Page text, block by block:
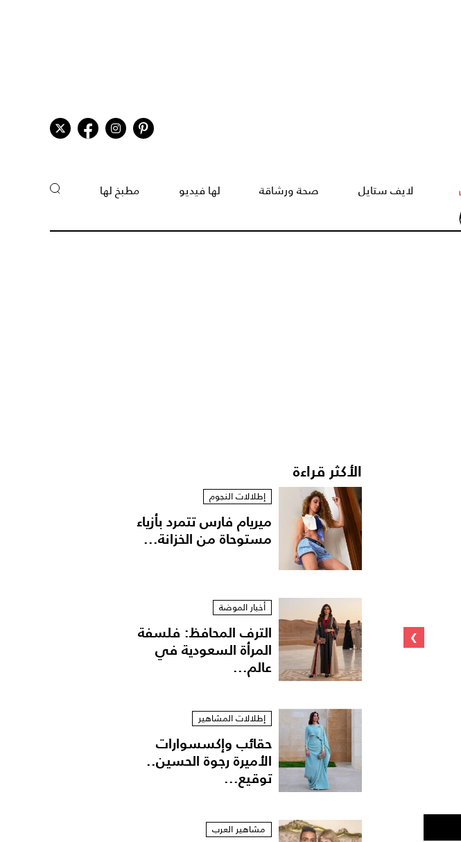
لايف ستايل صحة ورشاقة لها فيديو مطبخ لها
›
الأكثر قراءة
إطلالات النجوم
ميريام فارس تتمرد بأزياء
مستوحاة من الخزانة...
أخبار الموضة
الترف المحافظ: فلسفة
المرأة السعودية في
عالم...
إطلالات المشاهير
حقائب وإكسسوارات
الأميرة رجوة الحسين..
توقيع...
مشاهير العرب